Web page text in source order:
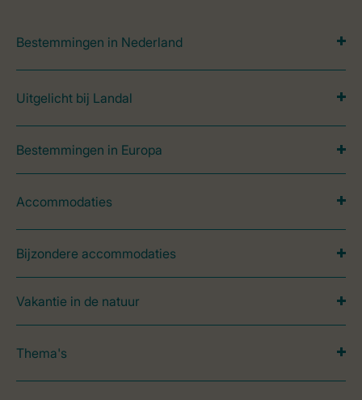
Bestemmingen in Nederland
Uitgelicht bij Landal
Bestemmingen in Europa
Accommodaties
Bijzondere accommodaties
Vakantie in de natuur
Thema's